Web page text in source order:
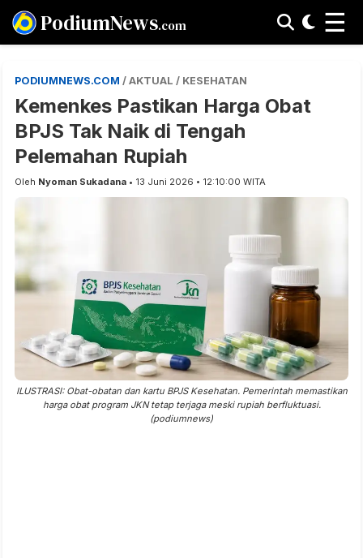
PodiumNews.com ☰
PODIUMNEWS.COM / AKTUAL / KESEHATAN
Kemenkes Pastikan Harga Obat
BPJS Tak Naik di Tengah
Pelemahan Rupiah
Oleh Nyoman Sukadana • 13 Juni 2026 • 12:10:00 WITA
ILUSTRASI: Obat-obatan dan kartu BPJS Kesehatan. Pemerintah memastikan
harga obat program JKN tetap terjaga meski rupiah berfluktuasi.
(podiumnews)